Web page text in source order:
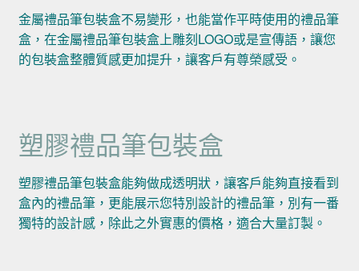
金屬禮品筆包裝盒不易變形，也能當作平時使用的禮品筆
盒，在金屬禮品筆包裝盒上雕刻LOGO或是宣傳語，讓您
的包裝盒整體質感更加提升，讓客戶有尊榮感受。
塑膠禮品筆包裝盒
塑膠禮品筆包裝盒能夠做成透明狀，讓客戶能夠直接看到
盒內的禮品筆，更能展示您特別設計的禮品筆，別有一番
獨特的設計感，除此之外實惠的價格，適合大量訂製。